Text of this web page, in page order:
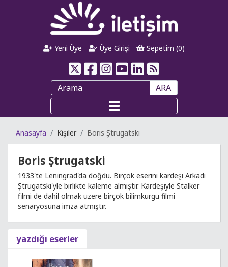
Yeni Üye Üye Girişi Sepetim (0)
ARA
Anasayfa Kişiler Boris Ştrugatski
Boris Ştrugatski
1933'te Leningrad'da doğdu. Birçok eserini kardeşi Arkadi
Ştrugatski'yle birlikte kaleme almıştır. Kardeşiyle Stalker
filmi de dahil olmak üzere birçok bilimkurgu filmi
senaryosuna imza atmıştır.
yazdığı eserler